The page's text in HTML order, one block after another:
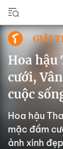
GIẢI
Hoa hậu
cưới,
cuộc
Hoa hậu
mặc đầm
ảnh xinh